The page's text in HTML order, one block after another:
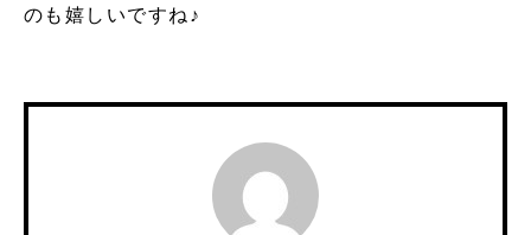
のも嬉しいですね♪